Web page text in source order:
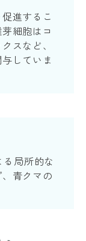
進するこ
細胞はコ
スなど、
していま
局所的な
青クマの